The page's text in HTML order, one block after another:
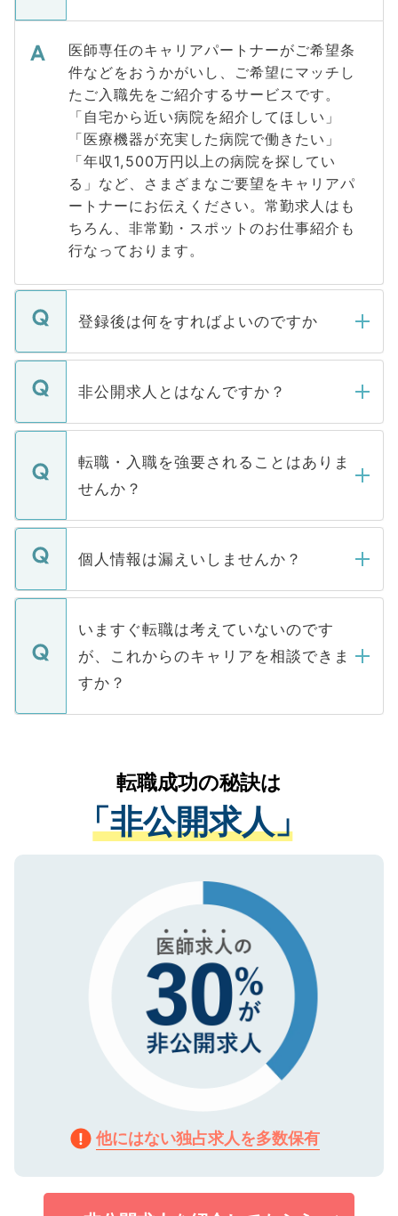
医師専任のキャリアパートナーがご希望条
件などをおうかがいし、ご希望にマッチし
たご入職先をご紹介するサービスです。
「自宅から近い病院を紹介してほしい」
「医療機器が充実した病院で働きたい」
「年収1,500万円以上の病院を探してい
る」など、さまざまなご要望をキャリアパ
ートナーにお伝えください。常勤求人はも
ちろん、非常勤・スポットのお仕事紹介も
行なっております。
登録後は何をすればよいのですか
ご登録いただきましたら、弊社担当者がご
登録内容を確認し、その後メールもしくは
ます。通常、5営業日以内にはご連絡をせて
いただきますので、しばらくお待ちくださ
非公開求人とはなんですか？
マイナビDOCTORで取り扱っている求人の
うち約3割は、Webサイトからご覧いただ
けない「非公開求人」です。非公開求人は
下記の理由によって、一般には公開してい
ません。
■応募殺到を避けるため 人気のある医療機
関を公にしてしまうと、応募が殺到する場
に、医療機関が求める条件に合った人材の
みを人材紹介会社に依頼するケースが増え
ています。
転職・入職を強要されることはありま
せんか？
転職・入職を強要することは一切ありませ
ん。また、仮に応募先から内定をいただい
定を承諾する必要はありません。内定先へ
の辞退の連絡はキャリアパートナーが行い
個人情報は漏えいしませんか？
個人情報が漏えいすることはありませんの
で、ご安心ください。当サイトからの登録
などで収集したご登録者様の個人情報は、
ご本人のキャリアアップおよび転職活動の
支援を目的に使用いたします。お預かりし
ているすべての個人データはご本人の許可
は、個人情報の取り扱いについての厳密な
管理基準を満たした事業者のみに付与され
る、プライバシーマークを取得済みです。
で、機密保持に関してもご安心ください。
いますぐ転職は考えていないのです
が、これからのキャリアを相談できま
すか？
かがいして、現在の医療機関の状況や紹介
経験をまじえながら、適切なアドバイスを
させていただきます。すぐにご転職をされ
ない方には、長期的なサポートが可能です
ので、まずはご登録ください。
転職成功の秘訣は
「非公開求人」
他にはない独占求人を多数保有